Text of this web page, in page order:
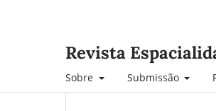
Revista
Sobre Submissão